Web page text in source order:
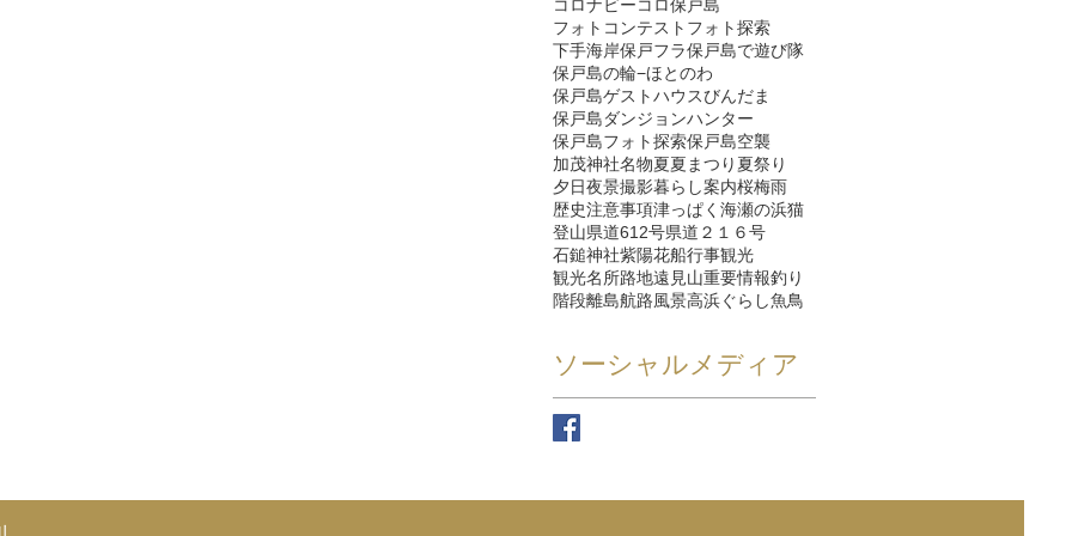
コロナビーコロ保戸島
フォトコンテスト フォト探索
下手海岸保戸フラ保戸島で遊び隊
保戸島の輪−ほとのわ
保戸島ゲストハウスびんだま
保戸島ダンジョンハンター
保戸島フォト探索保戸島空襲
加茂神社名物夏夏まつり 夏祭り
夕日夜景撮影暮らし案内桜梅雨
歴史注意事項津っぱく 海瀬の浜猫
登山県道612号県道２１６号
石鎚神社紫陽花船行事観光
観光名所路地遠見山重要情報釣り
階段離島航路 風景高浜ぐらし魚鳥
ソーシャルメディア